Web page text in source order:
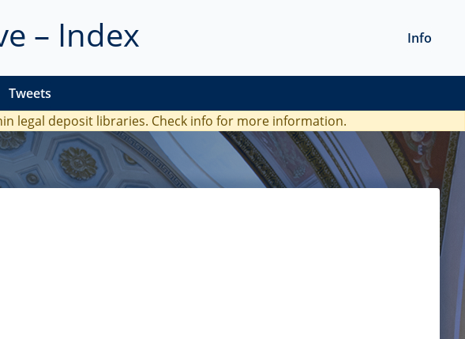
– Index
Tweets
Info
legal deposit libraries. Check info for more information.